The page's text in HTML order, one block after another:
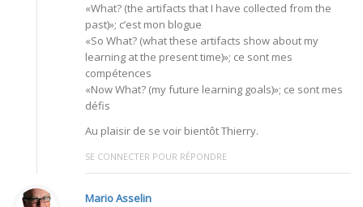
«What? (the artifacts that I have collected from the
past)»; c’est mon blogue
«So What? (what these artifacts show about my
learning at the present time)»; ce sont mes
compétences
«Now What? (my future learning goals)»; ce sont mes
défis
Au plaisir de se voir bientôt Thierry.
SE CONNECTER POUR RÉPONDRE
Mario Asselin